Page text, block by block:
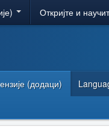
Откријте и
(додаци)